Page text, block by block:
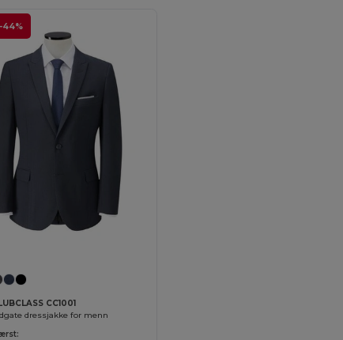
-44%
CC1001
dressjakke for menn